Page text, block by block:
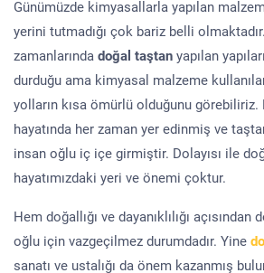
Günümüzde kimyasallarla yapılan
yerini tutmadığı çok bariz belli
zamanlarında doğal taştan yapılan
durduğu ama kimyasal malzeme
yolların kısa ömürlü olduğunu
hayatında her zaman yer edinmiş ve
insan oğlu iç içe girmiştir. Dolayısı ile
hayatımızdaki yeri ve önemi çoktur.
Hem doğallığı ve dayanıklılığı
oğlu için vazgeçilmez durumdadır. Yine
sanatı ve ustalığı da önem kazanmış